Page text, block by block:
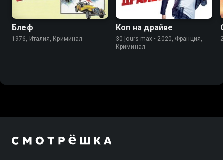
Блеф
1976, Италия, Криминал
Коп на драйве
30 jours max • 2020, Франция,
Криминал